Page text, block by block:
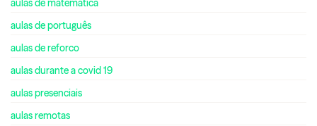
aulas de matemática
aulas de português
aulas de reforco
aulas durante a covid 19
aulas presenciais
aulas remotas